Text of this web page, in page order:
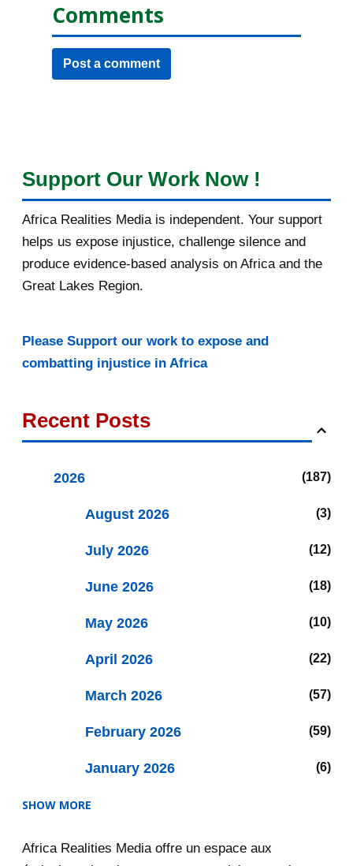
Comments
Post a comment
Support Our Work Now !
Africa Realities Media is independent. Your support
helps us expose injustice, challenge silence and
produce evidence-based analysis on Africa and the
Great Lakes Region.
Please Support our work to expose and
combatting injustice in Africa
Recent Posts
2026 187
August 2026 3
July 2026 12
June 2026 18
May 2026 10
April 2026 22
March 2026 57
February 2026 59
January 2026 6
December 2025
SHOW MORE
Africa Realities Media offre un espace aux